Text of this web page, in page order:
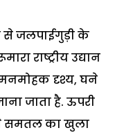
से जलपाईगुड़ी के
राष्ट्रीय उद्यान
मनमोहक दृश्य, घने
जाता है. ऊपरी
समतल का खुला